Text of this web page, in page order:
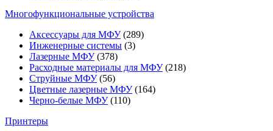
Многофункциональные устройства
Аксессуары для МФУ(289)
Инженерные системы (3)
Лазерные МФУ(378)
Расходные материалы для МФУ(218)
Струйные МФУ(56)
Цветные лазерные МФУ(164)
Черно-белые МФУ(110)
Принтеры